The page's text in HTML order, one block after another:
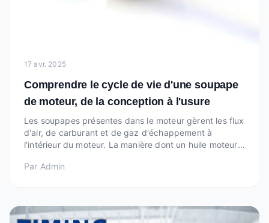
17 avr. 2025
Comprendre le cycle de vie d'une soupape
de moteur, de la conception à l'usure
Les soupapes présentes dans le moteur gèrent les flux
d'air, de carburant et de gaz d'échappement à
l'intérieur du moteur. La manière dont un huile moteur a
décision de la durée et de la qualité du
Par Admin